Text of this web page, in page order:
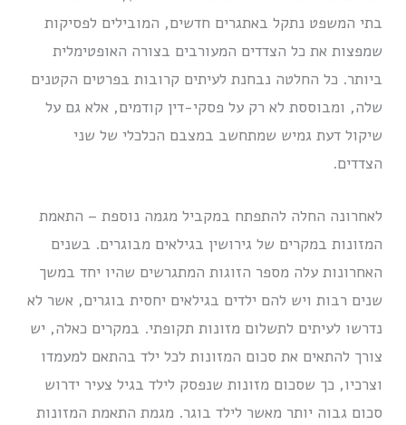
בתי המשפט נתקל באתגרים חדשים, המובילים לפסיקות
שמפצות את כל הצדדים המעורבים בצורה האופטימלית
ביותר. כל החלטה נבחנת לעיתים קרובות בפרטים הקטנים
שלה, ומבוססת לא רק על פסקי-דין קודמים, אלא גם על
שיקול דעת גמיש שמתחשב במצבם הכלכלי של שני
הצדדים.
לאחרונה החלה להתפתח במקביל מגמה נוספת – התאמת
המזונות במקרים של גירושין בגילאים מבוגרים. בשנים
האחרונות עלה מספר הזוגות המתגרשים שהיו יחד במשך
שנים רבות ויש להם ילדים בגילאים יחסית בוגרים, אשר לא
נדרשו לעיתים לתשלום מזונות תקופתי. במקרים כאלה, יש
צורך להתאים את סכום המזונות לכל ילד בהתאם למעמדו
וצרכיו, כך שסכום מזונות שנפסק לילד בגיל צעיר ידרוש
סכום גבוה יותר מאשר לילד בוגר. מגמת התאמת המזונות